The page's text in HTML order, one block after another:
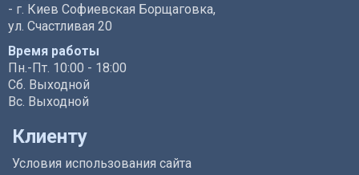
- г. Киев Софиевская Борщаговка,
ул. Счастливая 20
Время работы
Пн.-Пт. 10:00 - 18:00
Сб. Выходной
Вс. Выходной
Клиенту
Условия использования сайта